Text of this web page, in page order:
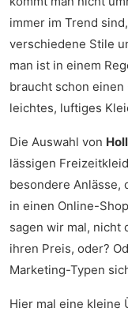
immer im Trend
verschiedene Stile
man ist in einem
braucht schon einen
leichtes, luftiges
Die Auswahl von
lässigen
besondere Anlässe,
in einen Online-
sagen wir mal, nicht
ihren Preis, oder?
Marketing-Typen
Hier mal eine kleine